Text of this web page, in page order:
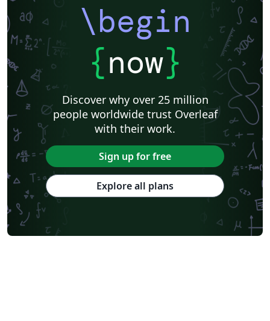
\begin
{now}
Discover why over 25 million
people worldwide trust Overleaf
with their work.
Sign up for free
Explore all plans